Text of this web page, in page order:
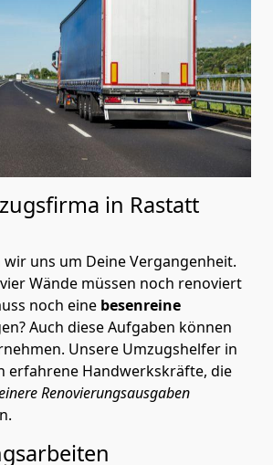
in Rastatt
uns um Deine Vergangenheit.
Wände müssen noch renoviert
noch eine besenreine
Auch diese Aufgaben können
Unsere Umzugshelfer in
erfahrene Handwerkskräfte, die
Renovierungsausgaben